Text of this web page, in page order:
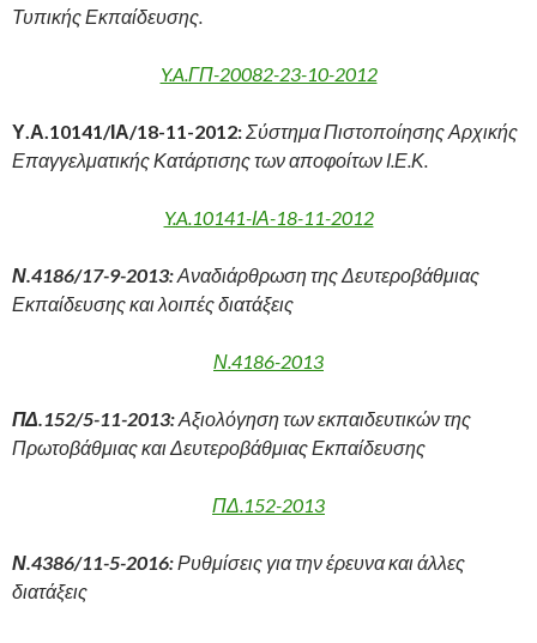
Τυπικής Εκπαίδευσης.
Y.A.ΓΠ-20082-23-10-2012
Υ.Α.10141/ΙΑ/18-11-2012:Σύστημα Πιστοποίησης Αρχικής
Επαγγελματικής Κατάρτισης των αποφοίτων Ι.Ε.Κ.
Y.A.10141-ΙΑ-18-11-2012
Ν.4186/17-9-2013:Αναδιάρθρωση της Δευτεροβάθμιας
Εκπαίδευσης και λοιπές διατάξεις
Ν.4186-2013
ΠΔ.152/5-11-2013:Αξιολόγηση των εκπαιδευτικών της
Πρωτοβάθμιας και Δευτεροβάθμιας Εκπαίδευσης
ΠΔ.152-2013
Ν.4386/11-5-2016:Ρυθμίσεις για την έρευνα και άλλες
διατάξεις